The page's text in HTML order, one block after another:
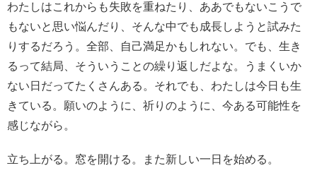
わたしはこれからも失敗を重ねたり、ああでもないこうで
もないと思い悩んだり、そんな中でも成長しようと試みた
りするだろう。全部、自己満足かもしれない。でも、生き
るって結局、そういうことの繰り返しだよな。うまくいか
ない日だってたくさんある。それでも、わたしは今日も生
きている。願いのように、祈りのように、今ある可能性を
感じながら。
立ち上がる。窓を開ける。また新しい一日を始める。